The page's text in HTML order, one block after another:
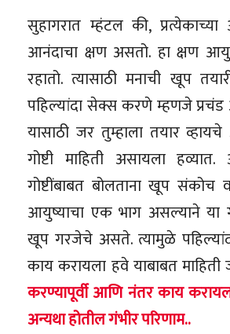
सुहागरात म्हंटल की,
आनंदाचा क्षण असतो. हा क्षण
रहातो. त्यासाठी मनाची खूप
पहिल्यांदा सेक्स करणे म्हणजे
यासाठी जर तुम्हाला तयार
गोष्टी माहिती असायला
गोष्टींबाबत बोलताना खूप
आयुष्याचा एक भाग असल्याने या
खूप गरजेचे असते. त्यामुळे
काय करायला हवे याबाबत
करण्यापूर्वी आणि नंतर काय
अन्यथा होतील गंभीर परिणाम..